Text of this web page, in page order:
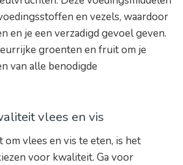
en vezels, waardoor
en je een verzadigd gevoel geven.
groenten en fruit om je
van alle benodigde
vlees en vis
vlees en vis te eten, is het
voor kwaliteit. Ga voor